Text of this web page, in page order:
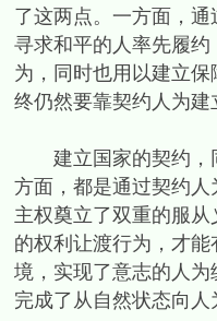
了这两点。一方面，
寻求和平的人率先履
为，同时也用以建立
终仍然要靠契约人为
建立国家的契约，同
方面，都是通过契约
主权奠立了双重的服
的权利让渡行为，才
境，实现了意志的人
完成了从自然状态向人